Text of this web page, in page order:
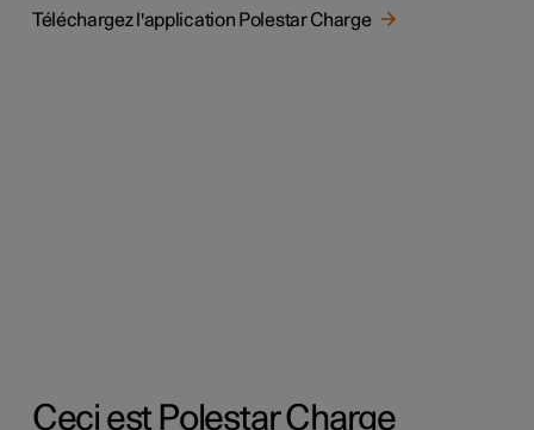
Téléchargez l'application Polestar Charge
Ceci est Polestar Charge